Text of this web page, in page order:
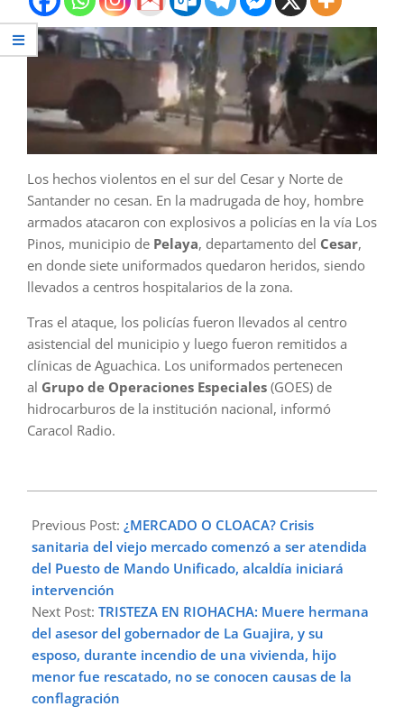
Los hechos violentos en el sur del Cesar y Norte de
Santander no cesan. En la madrugada de hoy, hombre
armados atacaron con explosivos a policías en la vía Los
Pinos, municipio de Pelaya, departamento del Cesar,
en donde siete uniformados quedaron heridos, siendo
llevados a centros hospitalarios de la zona.
Tras el ataque, los policías fueron llevados al centro
asistencial del municipio y luego fueron remitidos a
clínicas de Aguachica. Los uniformados pertenecen
al Grupo de Operaciones Especiales (GOES) de
hidrocarburos de la institución nacional, informó
Caracol Radio.
01-
17
Previous Post: ¿MERCADO O CLOACA? Crisis
sanitaria del viejo mercado comenzó a ser atendida
del Puesto de Mando Unificado, alcaldía iniciará
intervención
Next Post: TRISTEZA EN RIOHACHA: Muere hermana
del asesor del gobernador de La Guajira, y su
esposo, durante incendio de una vivienda, hijo
menor fue rescatado, no se conocen causas de la
conflagración